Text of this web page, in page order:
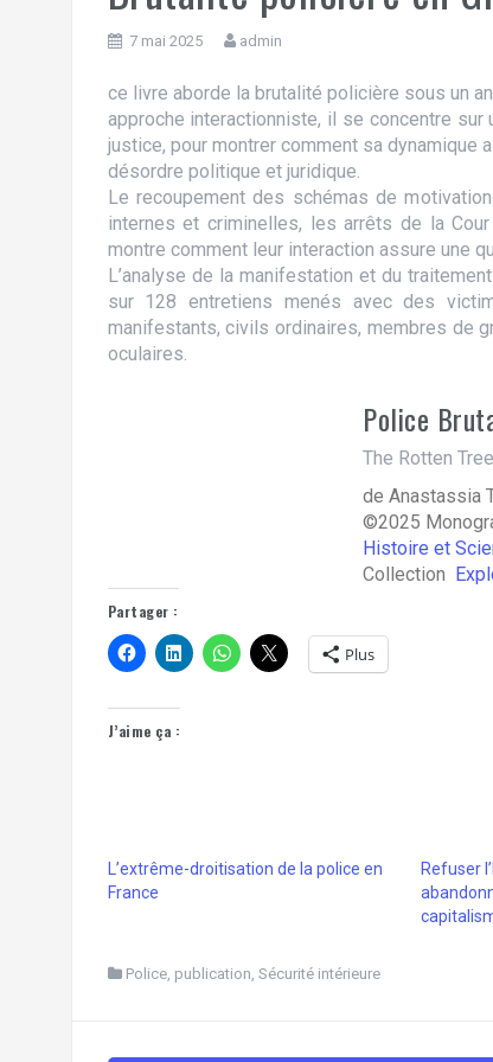
7 mai 2025 admin
ce livre aborde la brutalité policière sous un
approche interactionniste, il se concentre
justice, pour montrer comment sa dynamique
désordre politique et juridique.
Le recoupement des schémas de
internes et criminelles, les arrêts de la
montre comment leur interaction assure une
L’analyse de la manifestation et du
sur 128 entretiens menés avec des
manifestants, civils ordinaires, membres de
oculaires.
Police
The Rotten Tree
deAnastassia
©2025
Histoire et
Collection
Partager :
Plus
J’aime ça :
L’extrême-droitisation de la police en
France
Refuser
Police, publication Sécurité intérieure